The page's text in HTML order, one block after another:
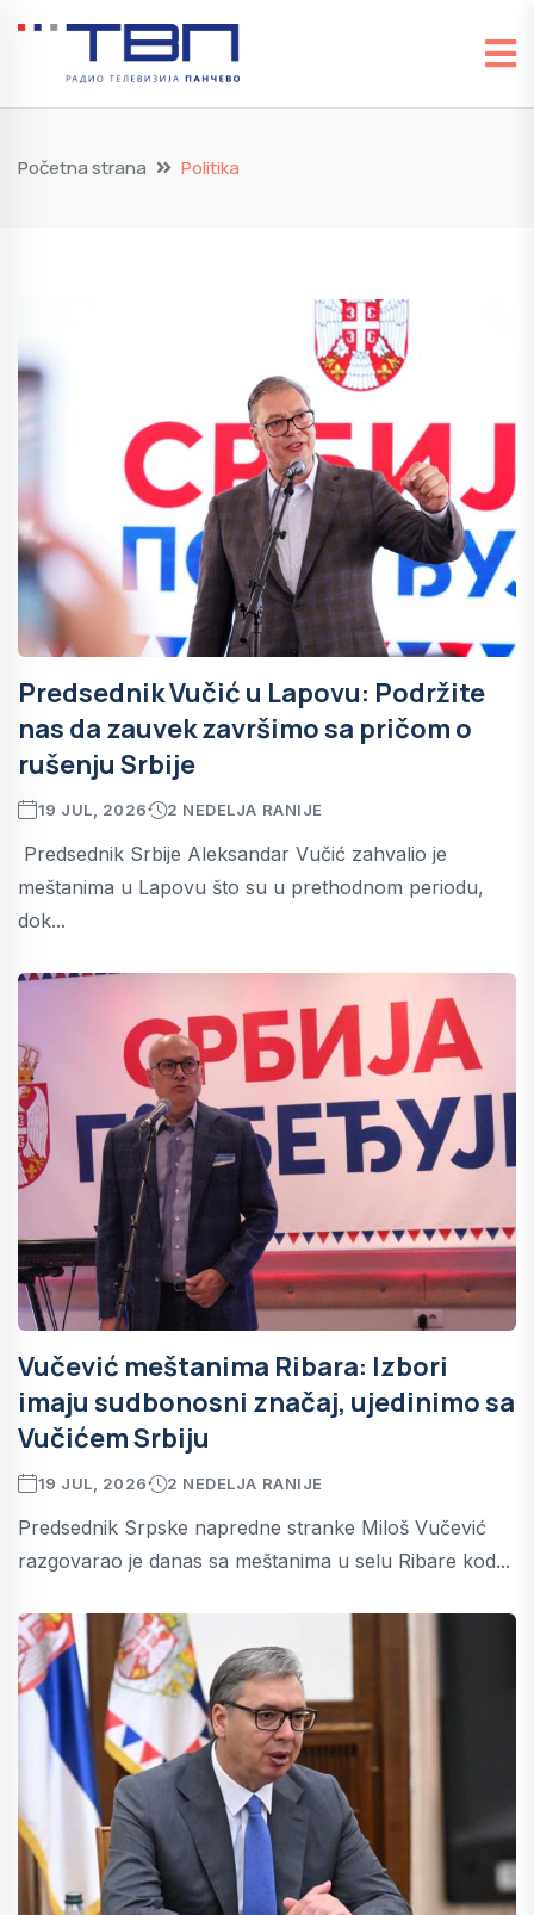
Početna strana Politika
Predsednik Vučić u Lapovu: Podržite
nas da zauvek završimo sa pričom o
rušenju Srbije
19 JUL, 2026 2 NEDELJA RANIJE
Predsednik Srbije Aleksandar Vučić zahvalio je
meštanima u Lapovu što su u prethodnom periodu,
dok...
Vučević meštanima Ribara: Izbori
imaju sudbonosni značaj, ujedinimo sa
Vučićem Srbiju
19 JUL, 2026 2 NEDELJA RANIJE
Predsednik Srpske napredne stranke Miloš Vučević
razgovarao je danas sa meštanima u selu Ribare kod...